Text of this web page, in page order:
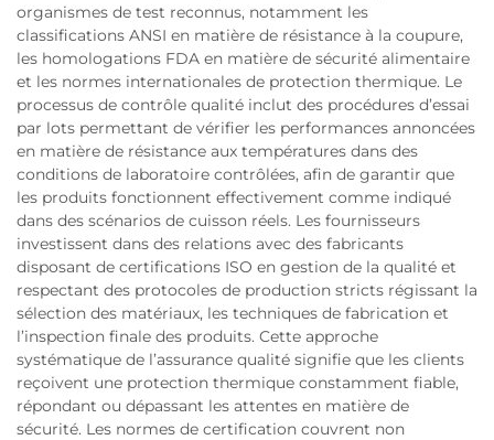
organismes de test reconnus, notamment les
classifications ANSI en matière de résistance à la coupure,
les homologations FDA en matière de sécurité alimentaire
et les normes internationales de protection thermique. Le
processus de contrôle qualité inclut des procédures d’essai
par lots permettant de vérifier les performances annoncées
en matière de résistance aux températures dans des
conditions de laboratoire contrôlées, afin de garantir que
les produits fonctionnent effectivement comme indiqué
dans des scénarios de cuisson réels. Les fournisseurs
investissent dans des relations avec des fabricants
disposant de certifications ISO en gestion de la qualité et
respectant des protocoles de production stricts régissant la
sélection des matériaux, les techniques de fabrication et
l’inspection finale des produits. Cette approche
systématique de l’assurance qualité signifie que les clients
reçoivent une protection thermique constamment fiable,
répondant ou dépassant les attentes en matière de
sécurité. Les normes de certification couvrent non